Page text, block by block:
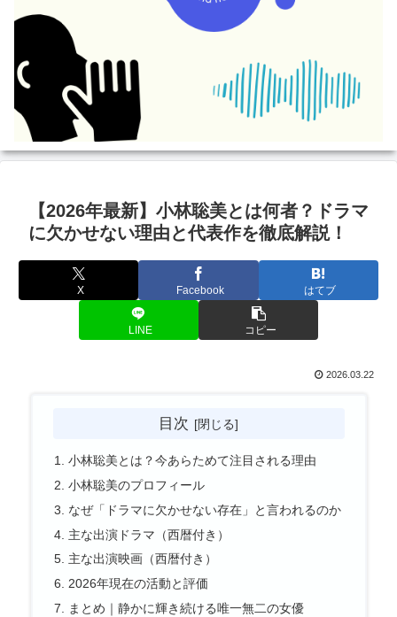
【2026年最新】小林聡美とは何者？ドラマ
に欠かせない理由と代表作を徹底解説！
X Facebook はてブ
LINE コピー
2026.03.22
目次
小林聡美とは？今あらためて注目される理由
小林聡美のプロフィール
なぜ「ドラマに欠かせない存在」と言われるのか
主な出演ドラマ（西暦付き）
主な出演映画（西暦付き）
2026年現在の活動と評価
まとめ｜静かに輝き続ける唯一無二の女優